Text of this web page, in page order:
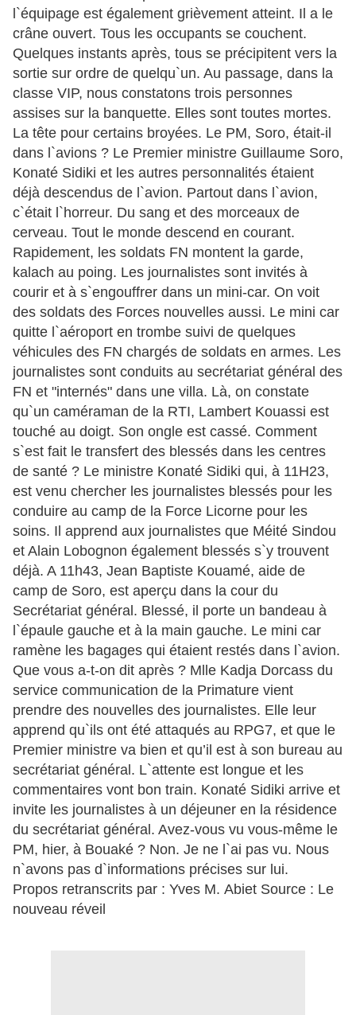
l`équipage est également grièvement atteint. Il a le
crâne ouvert. Tous les occupants se couchent.
Quelques instants après, tous se précipitent vers la
sortie sur ordre de quelqu`un. Au passage, dans la
classe VIP, nous constatons trois personnes
assises sur la banquette. Elles sont toutes mortes.
La tête pour certains broyées. Le PM, Soro, était-il
dans l`avions ? Le Premier ministre Guillaume Soro,
Konaté Sidiki et les autres personnalités étaient
déjà descendus de l`avion. Partout dans l`avion,
c`était l`horreur. Du sang et des morceaux de
cerveau. Tout le monde descend en courant.
Rapidement, les soldats FN montent la garde,
kalach au poing. Les journalistes sont invités à
courir et à s`engouffrer dans un mini-car. On voit
des soldats des Forces nouvelles aussi. Le mini car
quitte l`aéroport en trombe suivi de quelques
véhicules des FN chargés de soldats en armes. Les
journalistes sont conduits au secrétariat général des
FN et "internés" dans une villa. Là, on constate
qu`un caméraman de la RTI, Lambert Kouassi est
touché au doigt. Son ongle est cassé. Comment
s`est fait le transfert des blessés dans les centres
de santé ? Le ministre Konaté Sidiki qui, à 11H23,
est venu chercher les journalistes blessés pour les
conduire au camp de la Force Licorne pour les
soins. Il apprend aux journalistes que Méité Sindou
et Alain Lobognon également blessés s`y trouvent
déjà. A 11h43, Jean Baptiste Kouamé, aide de
camp de Soro, est aperçu dans la cour du
Secrétariat général. Blessé, il porte un bandeau à
l`épaule gauche et à la main gauche. Le mini car
ramène les bagages qui étaient restés dans l`avion.
Que vous a-t-on dit après ? Mlle Kadja Dorcass du
service communication de la Primature vient
prendre des nouvelles des journalistes. Elle leur
apprend qu`ils ont été attaqués au RPG7, et que le
Premier ministre va bien et qu’il est à son bureau au
secrétariat général. L`attente est longue et les
commentaires vont bon train. Konaté Sidiki arrive et
invite les journalistes à un déjeuner en la résidence
du secrétariat général. Avez-vous vu vous-même le
PM, hier, à Bouaké ? Non. Je ne l`ai pas vu. Nous
n`avons pas d`informations précises sur lui.
Propos retranscrits par : Yves M. Abiet Source : Le
nouveau réveil